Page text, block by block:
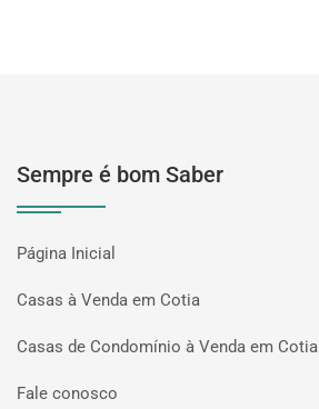
Sempre é bom Saber
Página Inicial
Casas à Venda em Cotia
Casas de Condomínio à Venda em Cotia
Fale conosco